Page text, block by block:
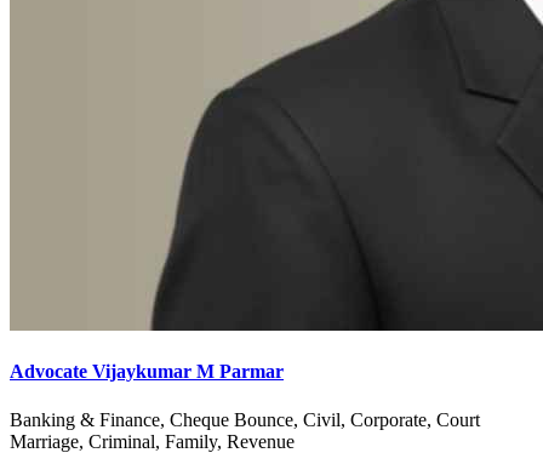
Advocate Vijaykumar M Parmar
Banking & Finance, Cheque Bounce, Civil, Corporate, Court
Marriage, Criminal, Family, Revenue